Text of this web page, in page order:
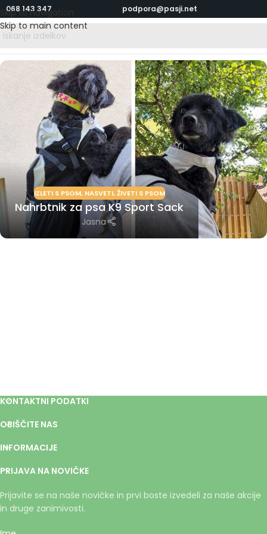
Skip to navigation
Skip to main content
068 143 347 podpora@pasji.net
IZLETI S PSOM, NASVETI,ŽIVETI S PSOM
Nahrbtnik za psa K9 Sport Sack
Jasna
KONTAKTNI PODATKI
OBIŠČITE NAS
INFORMACIJE
PRIJAVA NA NOVIČKE
Prijavite se na naše novičke in prvi boste izvedeli za naše akcije
in druge zanimivosti.